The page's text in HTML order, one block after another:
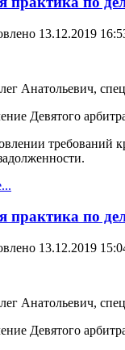
13.12.2019
Анатольевич,
Девятого
требований
практика по
13.12.2019
Анатольевич,
Девятого